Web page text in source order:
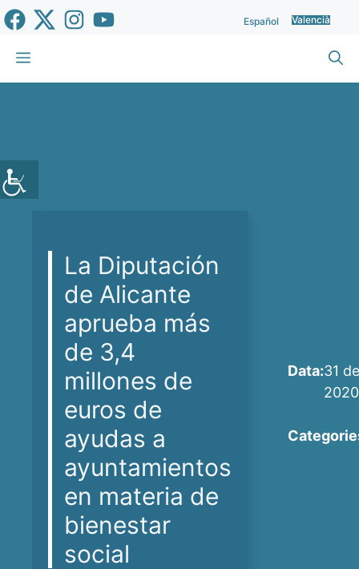
Vés
al
contingut
Español Valencià
Menu
La Diputación
de Alicante
aprueba más
de 3,4
millones de
euros de
ayudas a
ayuntamientos
en materia de
bienestar
social
Data:31
2020